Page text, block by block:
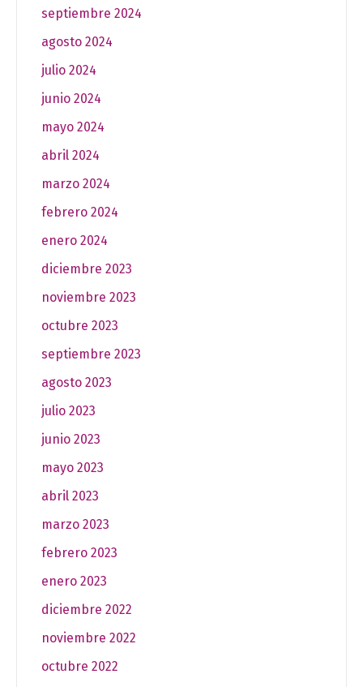
septiembre 2024
agosto 2024
julio 2024
junio 2024
mayo 2024
abril 2024
marzo 2024
febrero 2024
enero 2024
diciembre 2023
noviembre 2023
octubre 2023
septiembre 2023
agosto 2023
julio 2023
junio 2023
mayo 2023
abril 2023
marzo 2023
febrero 2023
enero 2023
diciembre 2022
noviembre 2022
octubre 2022